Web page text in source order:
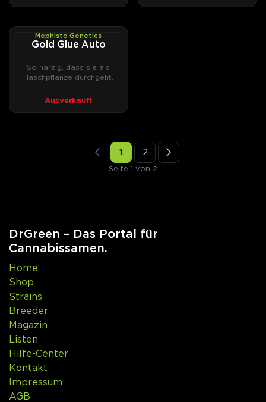
AUTOFEMMephisto Genetics
Gold Glue Auto
So harzig, dass sie als
Haschpflanze durchgeht.
Ausverkauft
1 2
Seite 1 von 2
DrGreen – Das Portal für
Cannabissamen.
Home
Shop
Strains
Breeder
Magazin
Listen
Hilfe-Center
Kontakt
Impressum
AGB